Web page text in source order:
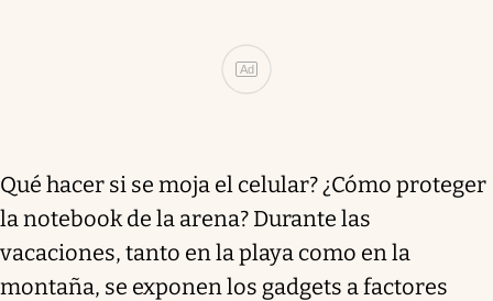
Ad
Qué hacer si se moja el celular? ¿Cómo proteger
la notebook de la arena? Durante las
vacaciones, tanto en la playa como en la
montaña, se exponen los gadgets a factores